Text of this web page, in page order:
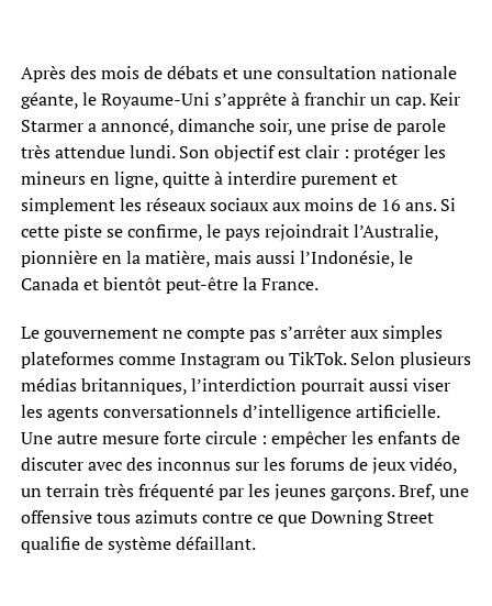
Après des mois de débats et une consultation nationale
géante, le Royaume-Uni s’apprête à franchir un cap. Keir
Starmer a annoncé, dimanche soir, une prise de parole
très attendue lundi. Son objectif est clair : protéger les
mineurs en ligne, quitte à interdire purement et
simplement les réseaux sociaux aux moins de 16 ans. Si
cette piste se confirme, le pays rejoindrait l’Australie,
pionnière en la matière, mais aussi l’Indonésie, le
Canada et bientôt peut-être la France.
Le gouvernement ne compte pas s’arrêter aux simples
plateformes comme Instagram ou TikTok. Selon plusieurs
médias britanniques, l’interdiction pourrait aussi viser
les agents conversationnels d’intelligence artificielle.
Une autre mesure forte circule : empêcher les enfants de
discuter avec des inconnus sur les forums de jeux vidéo,
un terrain très fréquenté par les jeunes garçons. Bref, une
offensive tous azimuts contre ce que Downing Street
qualifie de système défaillant.